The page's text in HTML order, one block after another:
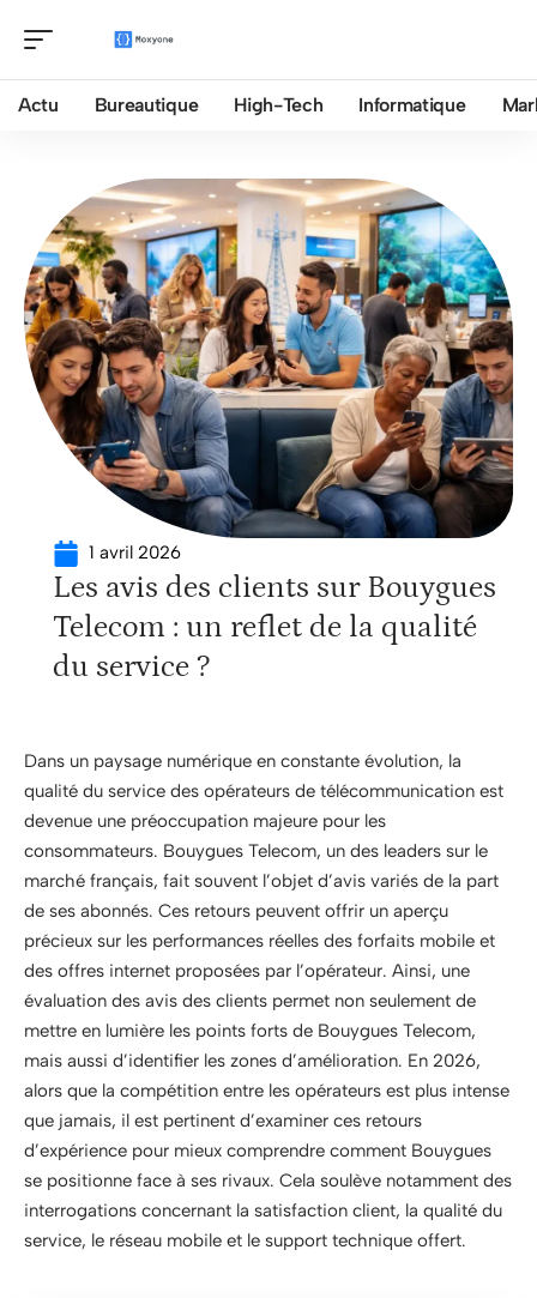
Actu Bureautique High-Tech Informatique
1 avril 2026
Les avis des clients sur Bouygues
Telecom : un reflet de la qualité
du service ?
Dans un paysage numérique en constante évolution, la
qualité du service des opérateurs de télécommunication est
devenue une préoccupation majeure pour les
consommateurs. Bouygues Telecom, un des leaders sur le
marché français, fait souvent l’objet d’avis variés de la part
de ses abonnés. Ces retours peuvent offrir un aperçu
précieux sur les performances réelles des forfaits mobile et
des offres internet proposées par l’opérateur. Ainsi, une
évaluation des avis des clients permet non seulement de
mettre en lumière les points forts de Bouygues Telecom,
mais aussi d’identifier les zones d’amélioration. En 2026,
alors que la compétition entre les opérateurs est plus intense
que jamais, il est pertinent d’examiner ces retours
d’expérience pour mieux comprendre comment Bouygues
se positionne face à ses rivaux. Cela soulève notamment des
interrogations concernant la satisfaction client, la qualité du
service, le réseau mobile et le support technique offert.